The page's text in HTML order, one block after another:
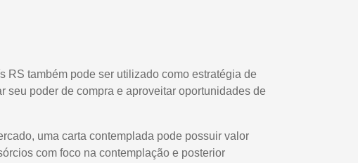
RS também pode ser utilizado como estratégia de
seu poder de compra e aproveitar oportunidades de
uma carta contemplada pode possuir valor
com foco na contemplação e posterior